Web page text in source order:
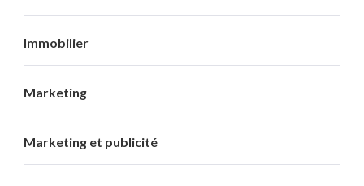
Immobilier
Marketing
Marketing et publicité